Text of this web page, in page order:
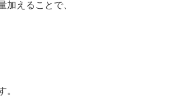
加えることで、
。